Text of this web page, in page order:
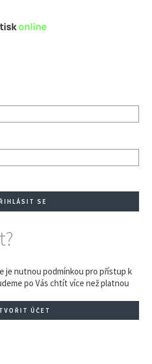
je nutnou podmínkou pro přístup k
po Vás chtít více než platnou
ÚČET